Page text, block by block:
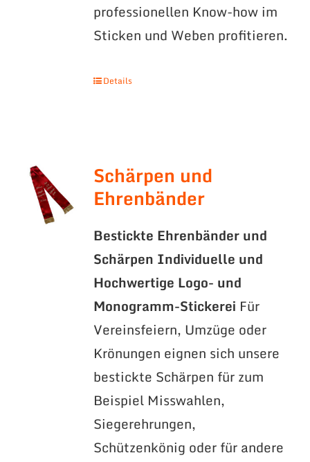
professionellen Know-how im
Sticken und Weben profitieren.
Details
Schärpen und
Ehrenbänder
Bestickte Ehrenbänder und
Schärpen Individuelle und
Hochwertige Logo- und
Monogramm-Stickerei Für
Vereinsfeiern, Umzüge oder
Krönungen eignen sich unsere
bestickte Schärpen für zum
Beispiel Misswahlen,
Siegerehrungen,
Schützenkönig oder für andere